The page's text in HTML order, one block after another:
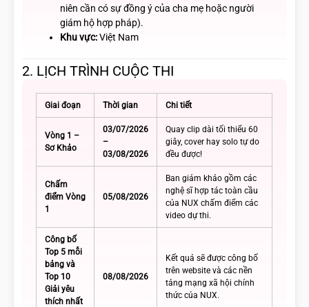
niên cần có sự đồng ý của cha mẹ hoặc người
giám hộ hợp pháp).
Khu vực:Việt Nam
2. LỊCH TRÌNH CUỘC THI
Giai đoạn Thời gian Chi tiết
Vòng 1 –
Sơ Khảo
03/07/2026
–
03/08/2026
Quay clip dài tối thiểu 60
giây, cover hay solo tự do
đều được!
Chấm
điểm Vòng
1
05/08/2026
Ban giám khảo gồm các
nghệ sĩ hợp tác toàn cầu
của NUX chấm điểm các
video dự thi.
Công bố
Top 5 mỗi
bảng và
Top 10
Giải yêu
thích nhất
08/08/2026
Kết quả sẽ được công bố
trên website và các nền
tảng mạng xã hội chính
thức của NUX.